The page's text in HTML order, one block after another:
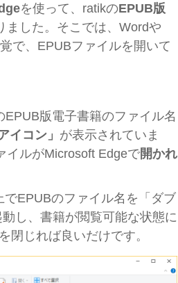
を使って、ratikのEPUB版
ました。そこでは、Wordや
で、EPUBファイルを開いて
版電子書籍のファイル名
イコン」 が表示されていま
イルがMicrosoft Edgeで開かれ
EPUBのファイル名を「ダブ
し、書籍が閲覧可能な状態に
閉じれば良いだけです。